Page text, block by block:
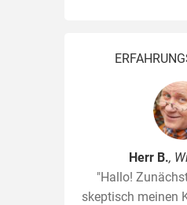
Herr B.,
"Hallo!
skeptisch meinen